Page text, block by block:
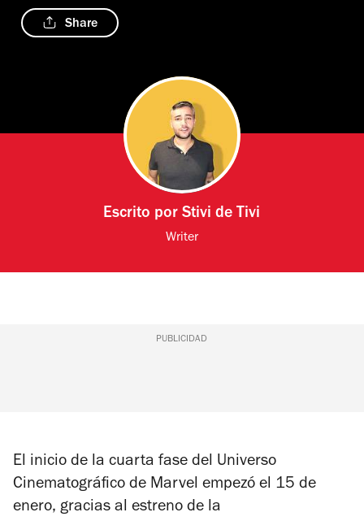
Share
Escrito porStivi de Tivi
Writer
PUBLICIDAD
El inicio de la cuarta fase del Universo
Cinematográfico de Marvel empezó el 15 de
enero, gracias al estreno de la